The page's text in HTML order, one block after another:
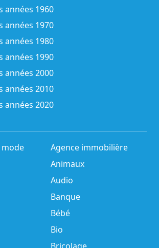
années 1960
années 1970
années 1980
années 1990
années 2000
années 2010
années 2020
mode
Agence immobilière
Animaux
Audio
Banque
Bébé
Bio